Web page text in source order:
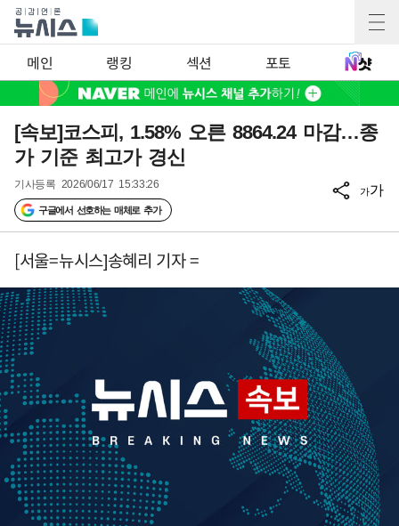
메인 랭킹 섹션 포토
[속보]코스피, 1.58% 오른 8864.24 마감…종
가 기준 최고가 경신
기사등록 2026/06/17 15:33:26
구글에서 선호하는 매체로 추가
가가
[서울=뉴시스]송혜리 기자 =